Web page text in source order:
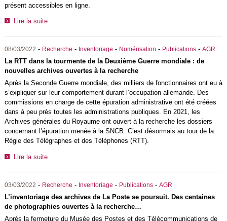
présent accessibles en ligne.
Lire la suite
08/03/2022 - Recherche - Inventoriage - Numérisation - Publications- AGR
La RTT dans la tourmente de la Deuxième Guerre mondiale : de
nouvelles archives ouvertes à la recherche
Après la Seconde Guerre mondiale, des milliers de fonctionnaires ont eu à
s’expliquer sur leur comportement durant l’occupation allemande. Des
commissions en charge de cette épuration administrative ont été créées
dans à peu près toutes les administrations publiques. En 2021, les
Archives générales du Royaume ont ouvert à la recherche les dossiers
concernant l’épuration menée à la SNCB. C’est désormais au tour de la
Régie des Télégraphes et des Téléphones (RTT).
Lire la suite
03/03/2022 - Recherche - Inventoriage - Publications- AGR
L’inventoriage des archives de La Poste se poursuit. Des centaines
de photographies ouvertes à la recherche…
Après la fermeture du Musée des Postes et des Télécommunications de